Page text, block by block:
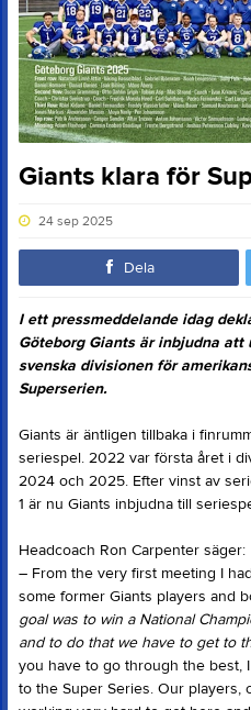
Giants klara för
24 sep 2025
Dela
I ett pressmeddelande idag
Göteborg Giants är inbjudna
svenska divisionen för
Superserien.
Giants är äntligen tillbaka i
seriespel. 2022 var första året i
2024 och 2025. Efter vinst av
1 är nu Giants inbjudna till
Headcoach Ron Carpenter säger:
– From the very first meeting I
some former Giants players and
goal was to win a National
and to do that we have to get to
you have to go through the best,
to the Super Series. Our players,